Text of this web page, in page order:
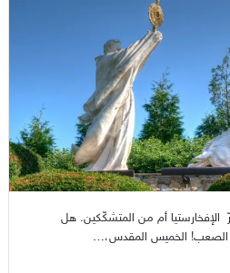
أم من المتشكّكين. هل
الصعب! الخميس المقدس،…